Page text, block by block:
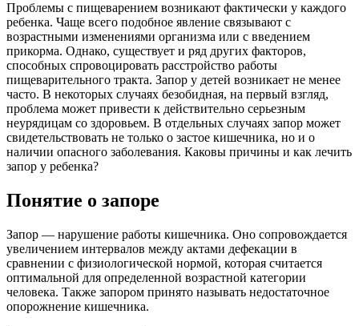
Проблемы с пищеварением возникают фактически у каждого
ребенка. Чаще всего подобное явление связывают с
возрастными изменениями организма или с введением
прикорма. Однако, существует и ряд других факторов,
способных спровоцировать расстройство работы
пищеварительного тракта. Запор у детей возникает не менее
часто. В некоторых случаях безобидная, на первый взгляд,
проблема может привести к действительно серьезным
неурядицам со здоровьем. В отдельных случаях запор может
свидетельствовать не только о застое кишечника, но и о
наличии опасного заболевания. Каковы причины и как лечить
запор у ребенка?
Понятие о запоре
Запор — нарушение работы кишечника. Оно сопровождается
увеличением интервалов между актами дефекации в
сравнении с физиологической нормой, которая считается
оптимальной для определенной возрастной категории
человека. Также запором принято называть недостаточное
опорожнение кишечника.